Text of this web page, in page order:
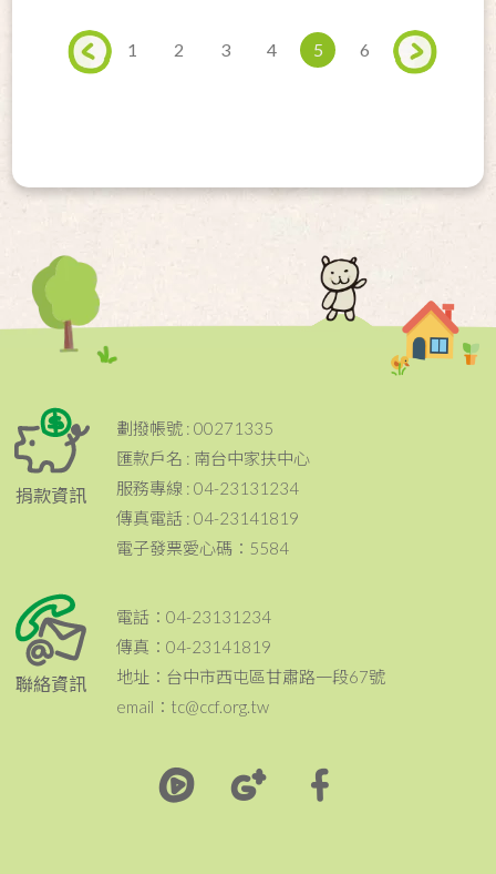
1 2 3 4 5 6
捐款資訊
劃撥帳號 : 00271335
匯款戶名 : 南台中家扶中心
服務專線 : 04-23131234
傳真電話 : 04-23141819
電子發票愛心碼：5584
聯絡資訊
電話：04-23131234
傳真：04-23141819
地址：台中市西屯區甘肅路一段67號
email：tc@ccf.org.tw